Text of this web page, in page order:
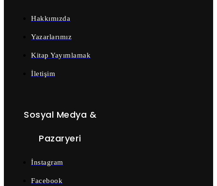
Hakkımızda
Yazarlarımız
Kitap Yayımlamak
İletişim
Sosyal Medya &
Pazaryeri
İnstagram
Facebook